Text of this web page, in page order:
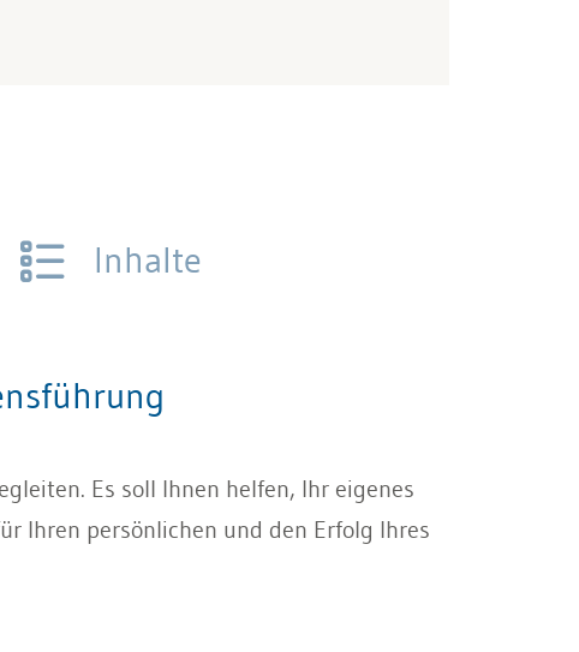
Inhalte
Es soll Ihnen helfen, Ihr eigenes
Ihren persönlichen und den Erfolg Ihres